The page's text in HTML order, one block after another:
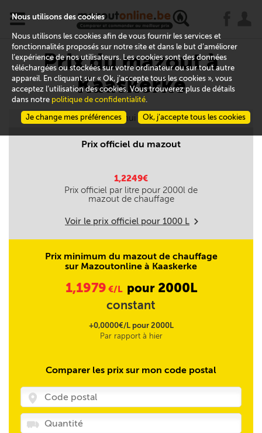
x
Prix du mazout à
Kaaskerke
Aujourd'hui le 07/08
Prix officiel du mazout
1,2249€
Prix officiel par litre pour 2000l de
mazout de chauffage
Voir le prix officiel pour 1000 L m
Prix minimum du mazout de chauffage
sur Mazoutonline à Kaaskerke
1,1979 €/L pour 2000L
constant
+0,0000€/L pour 2000L
Par rapport à hier
Comparer les prix sur mon code postal
Nous utilisons des cookies
Nous utilisons les cookies afin de vous fournir les services et
fonctionnalités proposés sur notre site et dans le but d’améliorer
l’expérience de nos utilisateurs. Les cookies sont des données
téléchargées ou stockées sur votre ordinateur ou sur tout autre
appareil. En cliquant sur « Ok, j’accepte tous les cookies », vous
acceptez l’utilisation des cookies. Vous trouverez plus de détails
dans notre politique de confidentialité.
Ok, j’accepte tous les cookies
Je change mes préférences